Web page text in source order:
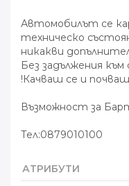
Автомобилът се
техническо
никакви
Без задължения към
!Качваш се и
Възможност за
Тел:0879010100
АТРИБУТИ